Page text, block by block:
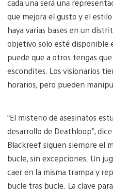
cada una será una
que mejora el gusto y el
haya varias bases en un
objetivo solo esté disponible
puede que a otros tengas
escondites. Los visionarios
horarios, pero pueden
“El misterio de asesinatos
desarrollo de Deathloop”,
Blackreef siguen siempre el
bucle, sin excepciones. Un
caer en la misma trampa y
bucle tras bucle. La clave